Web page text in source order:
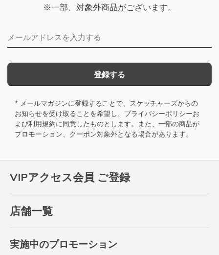
VIPアクセス会員 ご登録
店舗一覧
実施中のプロモーション
※一部、対象外商品がございます。
メールアドレス
登録する
* メールマガジンに登録することで、スケッチャーズからの
お知らせを受け取ることを希望し、 プライバシーポリシーお
よび利用規約に同意したものとします。また、一部の商品が
プロモーション、クーポン対象外となる場合があります。